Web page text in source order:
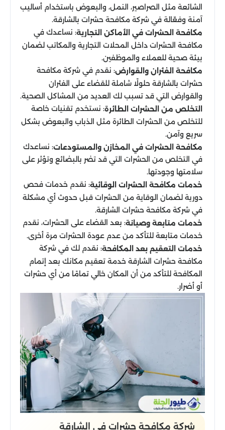
الشائعة مثل الصراصير، النمل، والبعوض باستخدام أساليب
آمنة وفعّالة في شركة مكافحة حشرات بالشارقة.
مكافحة الحشرات في الأماكن التجارية: نساعدك في
مكافحة الحشرات داخل المحلات التجارية والمكاتب لضمان
بيئة صحية للعملاء والموظفين.
مكافحة الفئران والقوارض: نقدم في شركة مكافحة
حشرات بالشارقة حلولًا شاملة للقضاء على الفئران
والقوارض التي قد تسبب لك العديد من المشاكل الصحية.
التخلص من الحشرات الطائرة: نستخدم تقنيات خاصة
للتخلص من الحشرات الطائرة مثل الذباب والبعوض بشكل
سريع وآمن.
مكافحة الحشرات في المخازن والمستودعات: نساعدك
في التخلص من الحشرات التي قد تضر بالبضائع وتؤثر على
سلامتها وجودتها.
خدمات مكافحة الحشرات الوقائية: نقدم خدمات فحص
دورية لضمان الوقاية من الحشرات قبل حدوث أي مشكلة
في شركة مكافحة حشرات الشارقة.
خدمات متابعة وصيانة: بعد القضاء على الحشرات، نقدم
خدمات متابعة للتأكد من عدم عودة الحشرات مرة أخرى.
خدمات التعقيم بعد المكافحة: نقدم لك في شركة
مكافحة حشرات الشارقة خدمة تعقيم مكانك بعد إتمام
المكافحة للتأكد من أن المكان خالي تمامًا من أي حشرات
أو أضرار.
شركة مكافحة حشرات​ في الشارقة